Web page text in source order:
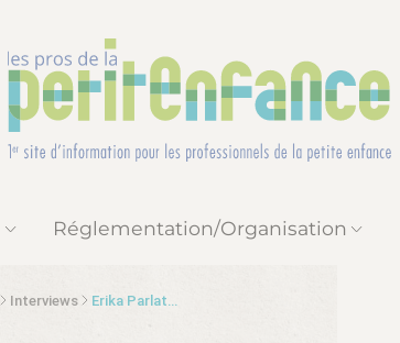
Réglementation/Organisation
Interviews Erika Parlato-Oliveira, chercheuse et psychanalyste : « Les bébés sont des interlocuteurs dès leur naissance, écoutons-les ! »